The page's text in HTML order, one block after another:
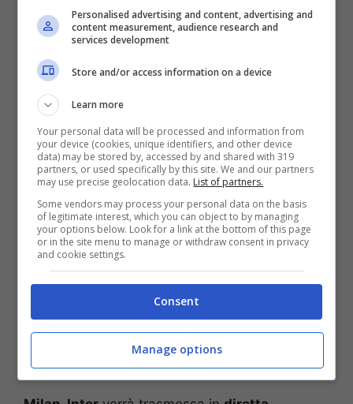
AC Milan (Getty Images)
Personalised advertising and content, advertising and
content measurement, audience research and
services development
Store and/or access information on a device
Learn more
Your personal data will be processed and information from
your device (cookies, unique identifiers, and other device
data) may be stored by, accessed by and shared with 319
partners, or used specifically by this site. We and our partners
may use precise geolocation data. List of partners.
Some vendors may process your personal data on the basis
of legitimate interest, which you can object to by managing
your options below. Look for a link at the bottom of this page
or in the site menu to manage or withdraw consent in privacy
and cookie settings.
Consent
Manage options